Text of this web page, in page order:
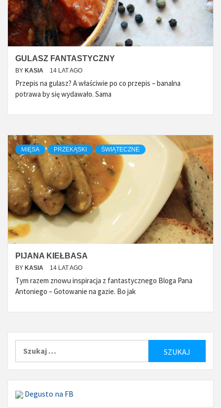
GULASZ FANTASTYCZNY
BY KASIA 14 LAT AGO
Przepis na gulasz? A właściwie po co przepis – banalna
potrawa by się wydawało. Sama
MIĘSA PRZEKĄSKI ŚWIĄTECZNE
PIJANA KIEŁBASA
BY KASIA 14 LAT AGO
Tym razem znowu inspiracja z fantastycznego Bloga Pana
Antoniego – Gotowanie na gazie. Bo jak
Degusto na FB